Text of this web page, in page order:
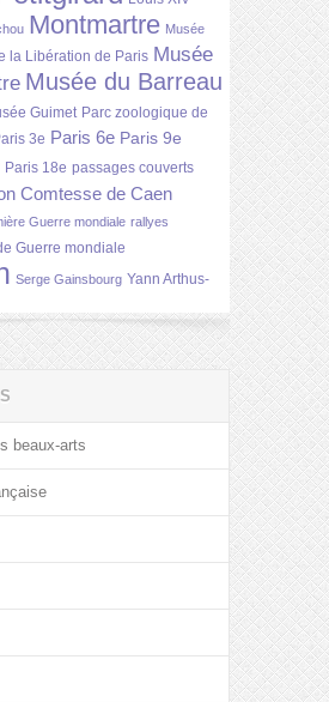
Montmartre Musée
la Libération de Paris Musée
Musée du Barreau
Guimet Parc zoologique de
3e Paris 6e Paris 9e
Paris 18e passages couverts
Comtesse de Caen
Guerre mondiale rallyes
Guerre mondiale
Serge Gainsbourg Yann Arthus-
beaux-arts